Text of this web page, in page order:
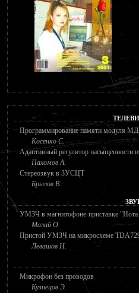
Программирование памяти модуля
Косенко С.
Адаптивный регулятор насыщенности
Пахомов А.
Стереозвук в 3УСЦТ
Брылов В.
УМЗЧ в магнитофоне-приставке
Малай О.
Пристой УМЗЧ на микросхеме
Левашов Н.
Микрофон без проводов
Кузнецов Э.